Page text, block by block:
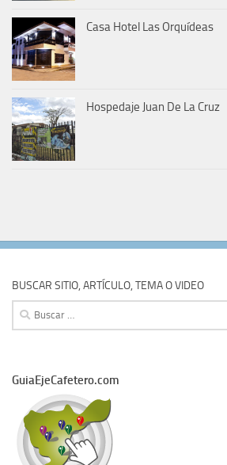
Casa Hotel Las Orquídeas
Hospedaje Juan De La Cruz
BUSCAR SITIO, ARTÍCULO, TEMA O VIDEO
Buscar:
GuiaEjeCafetero.com